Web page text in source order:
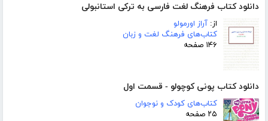
دانلود کتاب فرهنگ لغت فارسی به ترکی استانبولی
از: آراز اورمولو
کتاب‌های فرهنگ لغت و زبان
۱۴۶ صفحه
دانلود کتاب پونی کوچولو - قسمت اول
کتاب‌های کودک و نوجوان
۲۵ صفحه